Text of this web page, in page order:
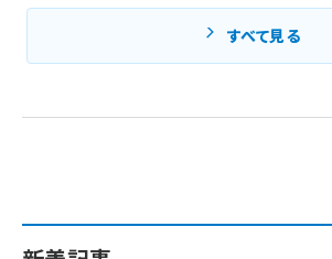
すべて見る